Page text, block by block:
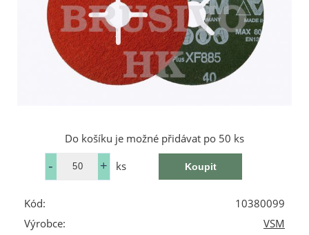
Do košíku je možné přidávat po 50 ks
ks
Kód:
10380099
Výrobce:
VSM